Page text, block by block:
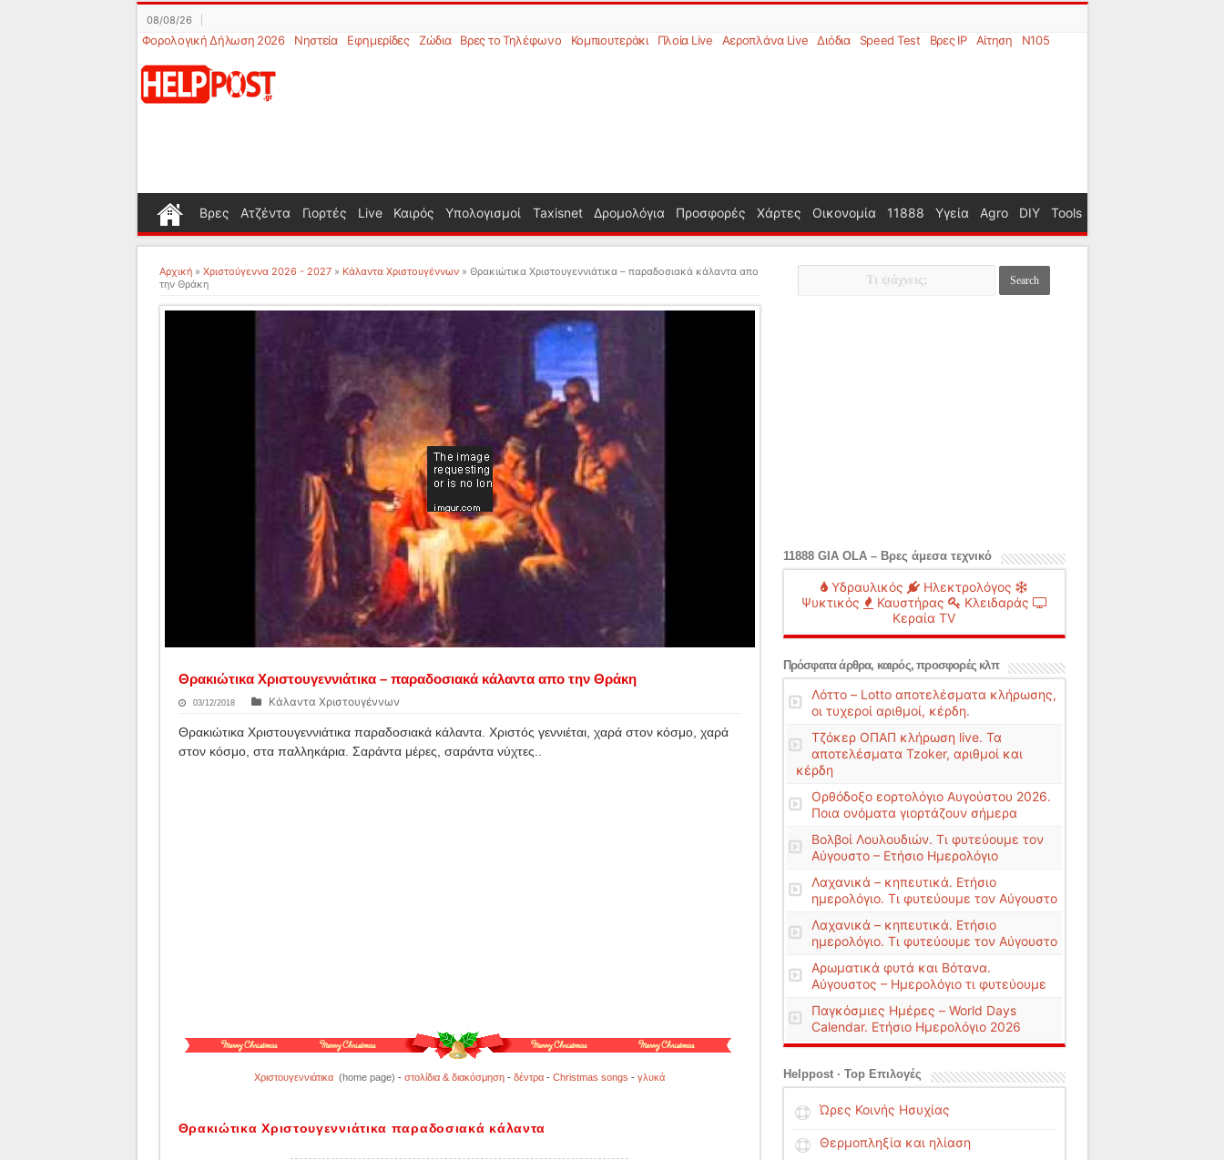
08/08/26
Φορολογική Δήλωση 2026 Νηστεία Εφημερίδες Ζώδια Βρες το Τηλέφωνο Κομπιουτεράκι Πλοία Live Αεροπλάνα Live Διόδια Speed Test Βρες IP Αίτηση N105
Βρες Ατζέντα Γιορτές Live Καιρός Υπολογισμοί Taxisnet Δρομολόγια Προσφορές Χάρτες Οικονομία 11888 Υγεία Agro DIY Tools
Αρχική» Χριστούγεννα 2026 - 2027» Κάλαντα Χριστουγέννων» Θρακιώτικα Χριστουγεννιάτικα – παραδοσιακά κάλαντα απο
την Θράκη
Θρακιώτικα Χριστουγεννιάτικα – παραδοσιακά κάλαντα απο την Θράκη
03/12/2018 Κάλαντα Χριστουγέννων
Θρακιώτικα Χριστουγεννιάτικα παραδοσιακά κάλαντα. Χριστός γεννιέται, χαρά στον κόσμο, χαρά
στον κόσμο, στα παλληκάρια. Σαράντα μέρες, σαράντα νύχτες..
Χριστουγεννιάτικα (home page) - στολίδια & διακόσμηση - δέντρα - Christmas songs - γλυκά
Θρακιώτικα Χριστουγεννιάτικα παραδοσιακά κάλαντα
11888 GIA OLA – Βρες άμεσα τεχνικό
Υδραυλικός
Ηλεκτρολόγος
Ψυκτικός
Καυστήρας
Κλειδαράς
Κεραία TV
Πρόσφατα άρθρα, καιρός, προσφορές κλπ
Λόττο – Lotto αποτελέσματα κλήρωσης,
οι τυχεροί αριθμοί, κέρδη.
Τζόκερ ΟΠΑΠ κλήρωση live. Τα
αποτελέσματα Tzoker, αριθμοί και
κέρδη
Ορθόδοξο εορτολόγιο Αυγούστου 2026.
Ποια ονόματα γιορτάζουν σήμερα
Βολβοί Λουλουδιών. Τι φυτεύουμε τον
Αύγουστο – Ετήσιο Ημερολόγιο
Λαχανικά – κηπευτικά. Ετήσιο
ημερολόγιο. Τι φυτεύουμε τον Αύγουστο
Λαχανικά – κηπευτικά. Ετήσιο
ημερολόγιο. Τι φυτεύουμε τον Αύγουστο
Αρωματικά φυτά και Βότανα.
Αύγουστος – Ημερολόγιο τι φυτεύουμε
Παγκόσμιες Ημέρες – World Days
Calendar. Ετήσιο Ημερολόγιο 2026
Helppost · Top Επιλογές
Ώρες Κοινής Ησυχίας
Θερμοπληξία και ηλίαση